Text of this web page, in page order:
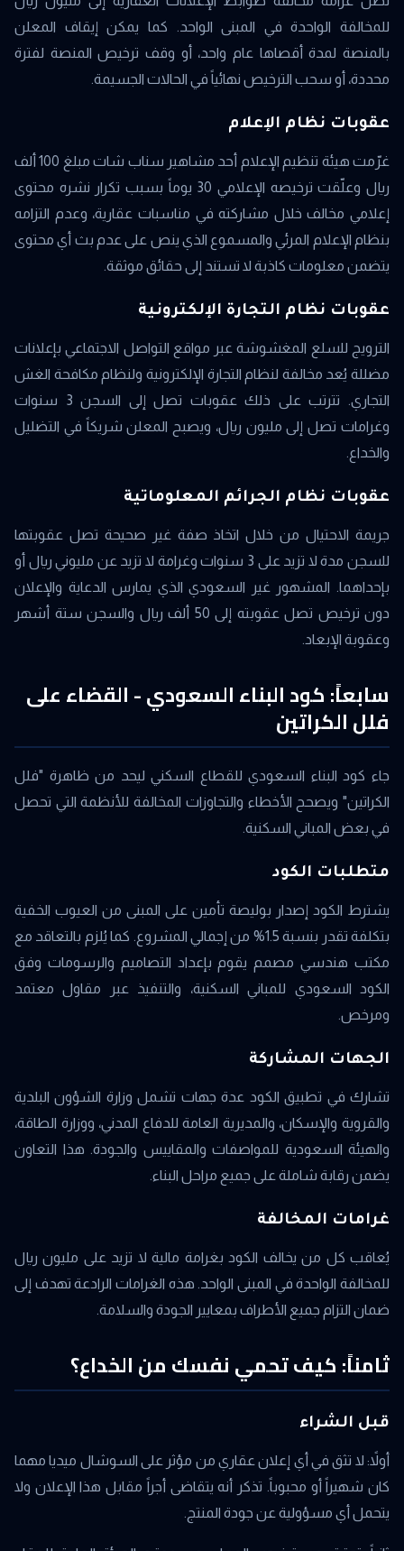
للمخالفة الواحدة في المبنى الواحد. كما يمكن إيقاف المعلن
بالمنصة لمدة أقصاها عام واحد، أو وقف ترخيص المنصة لفترة
محددة، أو سحب الترخيص نهائياً في الحالات الجسيمة.
عقوبات نظام الإعلام
غرّمت هيئة تنظيم الإعلام أحد مشاهير سناب شات مبلغ 100 ألف
ريال وعلّقت ترخيصه الإعلامي 30 يوماً بسبب تكرار نشره محتوى
إعلامي مخالف خلال مشاركته في مناسبات عقارية، وعدم التزامه
بنظام الإعلام المرئي والمسموع الذي ينص على عدم بث أي محتوى
يتضمن معلومات كاذبة لا تستند إلى حقائق موثقة.
عقوبات نظام التجارة الإلكترونية
الترويج للسلع المغشوشة عبر مواقع التواصل الاجتماعي بإعلانات
مضللة يُعد مخالفة لنظام التجارة الإلكترونية ولنظام مكافحة الغش
التجاري. تترتب على ذلك عقوبات تصل إلى السجن 3 سنوات
وغرامات تصل إلى مليون ريال، ويصبح المعلن شريكاً في التضليل
والخداع.
عقوبات نظام الجرائم المعلوماتية
جريمة الاحتيال من خلال اتخاذ صفة غير صحيحة تصل عقوبتها
للسجن مدة لا تزيد على 3 سنوات وغرامة لا تزيد عن مليوني ريال أو
بإحداهما. المشهور غير السعودي الذي يمارس الدعاية والإعلان
دون ترخيص تصل عقوبته إلى 50 ألف ريال والسجن ستة أشهر
وعقوبة الإبعاد.
سابعاً: كود البناء السعودي - القضاء على
فلل الكراتين
جاء كود البناء السعودي للقطاع السكني ليحد من ظاهرة "فلل
الكراتين" ويصحح الأخطاء والتجاوزات المخالفة للأنظمة التي تحصل
في بعض المباني السكنية.
متطلبات الكود
يشترط الكود إصدار بوليصة تأمين على المبنى من العيوب الخفية
بتكلفة تقدر بنسبة 1.5% من إجمالي المشروع. كما يُلزم بالتعاقد مع
مكتب هندسي مصمم يقوم بإعداد التصاميم والرسومات وفق
الكود السعودي للمباني السكنية، والتنفيذ عبر مقاول معتمد
ومرخص.
الجهات المشاركة
تشارك في تطبيق الكود عدة جهات تشمل وزارة الشؤون البلدية
والقروية والإسكان، والمديرية العامة للدفاع المدني، ووزارة الطاقة،
والهيئة السعودية للمواصفات والمقاييس والجودة. هذا التعاون
يضمن رقابة شاملة على جميع مراحل البناء.
غرامات المخالفة
يُعاقب كل من يخالف الكود بغرامة مالية لا تزيد على مليون ريال
للمخالفة الواحدة في المبنى الواحد. هذه الغرامات الرادعة تهدف إلى
ضمان التزام جميع الأطراف بمعايير الجودة والسلامة.
ثامناً: كيف تحمي نفسك من الخداع؟
قبل الشراء
أولاً: لا تثق في أي إعلان عقاري من مؤثر على السوشال ميديا مهما
كان شهيراً أو محبوباً. تذكر أنه يتقاضى أجراً مقابل هذا الإعلان ولا
يتحمل أي مسؤولية عن جودة المنتج.